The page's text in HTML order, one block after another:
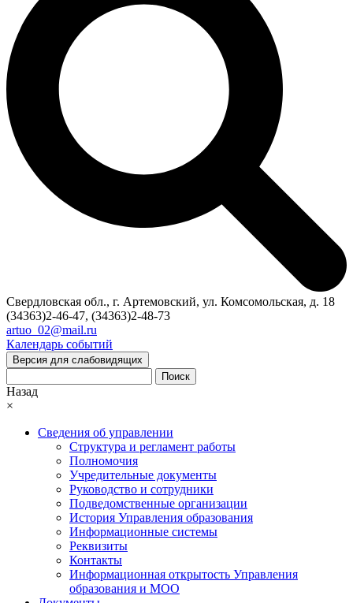
Свердловская обл., г. Артемовский, ул. Комсомольская, д. 18
(34363)2-46-47, (34363)2-48-73
artuo_02@mail.ru
Календарь событий
Версия для слабовидящих
Поиск
Назад
×
Сведения об управлении
Структура и регламент работы
Полномочия
Учредительные документы
Руководство и сотрудники
Подведомственные организации
История Управления образования
Информационные системы
Реквизиты
Контакты
Информационная открытость Управления
образования и МОО